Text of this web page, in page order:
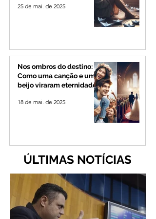
25 de mai. de 2025
Nos ombros do destino:
Como uma canção e um
beijo viraram eternidade
18 de mai. de 2025
ÚLTIMAS NOTÍCIAS